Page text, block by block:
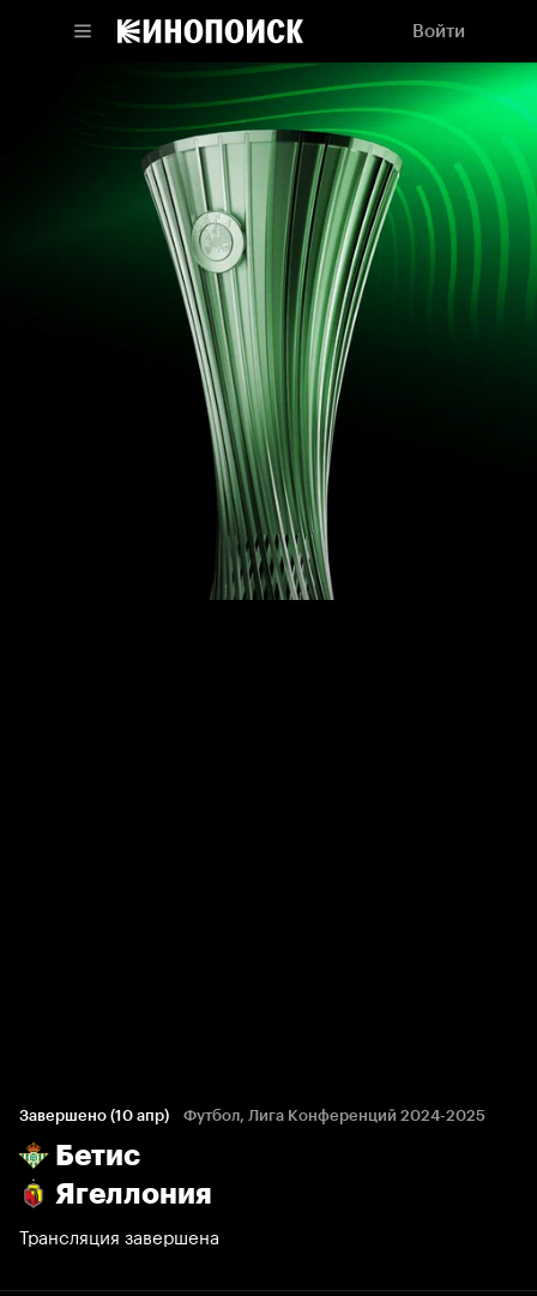
Войти
Завершено (10 апр) Футбол, Лига Конференций 2024-2025
Бетис
Ягеллония
Трансляция завершена